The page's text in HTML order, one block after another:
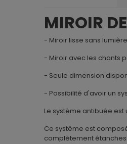
MIROIR
- Miroir lisse sans
- Miroir avec les chants
- Seule dimension
- Possibilité d'avoir un
Le système antibuée
Ce système est
complètement étanches.